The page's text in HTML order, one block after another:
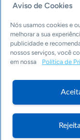
Economia &
Inovação &
Cultura
Dados
Arquivo
Aviso de Cookies
Nós usamos cookies e
melhorar a sua
publicidade e
nossos serviços, você
em nossa
Política de